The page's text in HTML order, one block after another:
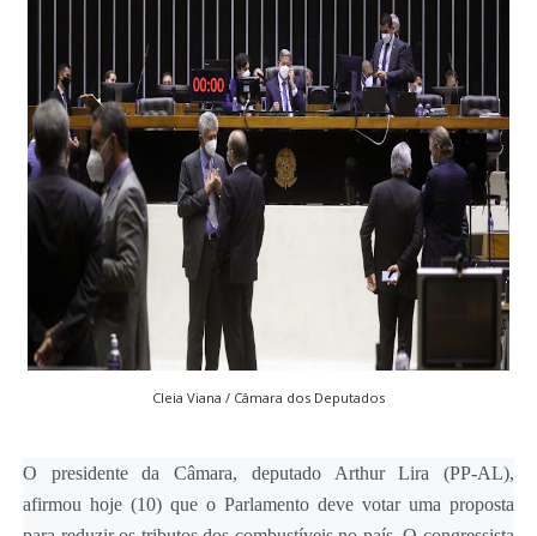
Cleia Viana / Câmara dos Deputados
O presidente da Câmara, deputado Arthur Lira (PP-AL),
afirmou hoje(10) que o Parlamento deve votar uma proposta